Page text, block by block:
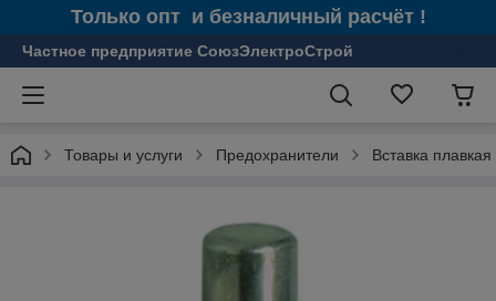
Только опт и безналичный расчёт !
Частное предприятие СоюзЭлектроСтрой
Товары и услуги Предохранители Вставка